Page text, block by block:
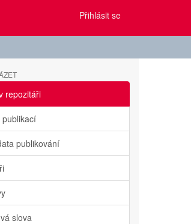
Přihlásit se
repozitáři
publikací
publikování
slova